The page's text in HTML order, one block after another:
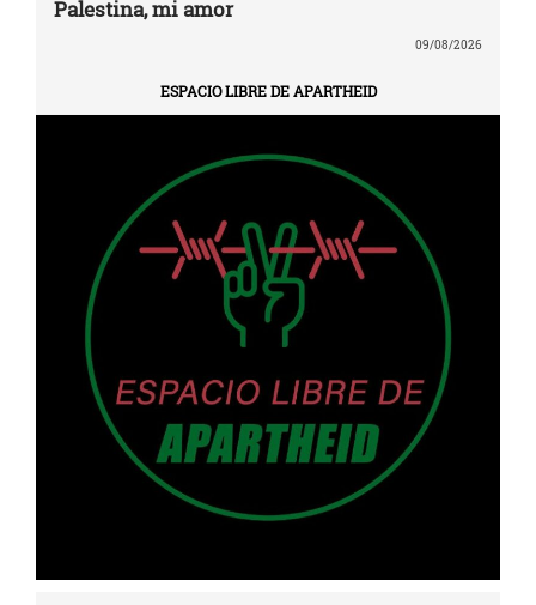
Palestina, mi amor
09/08/2026
ESPACIO LIBRE DE APARTHEID